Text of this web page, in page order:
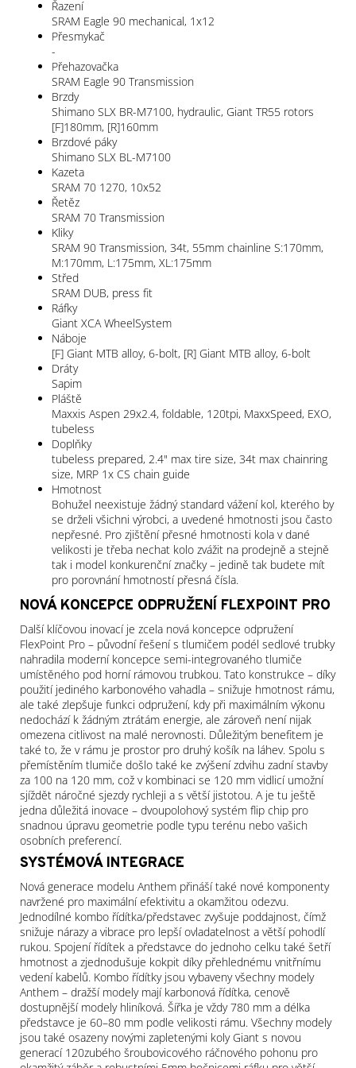
Řazení
SRAM Eagle 90 mechanical, 1x12
Přesmykač
-
Přehazovačka
SRAM Eagle 90 Transmission
Brzdy
Shimano SLX BR-M7100, hydraulic, Giant TR55 rotors
[F]180mm, [R]160mm
Brzdové páky
Shimano SLX BL-M7100
Kazeta
SRAM 70 1270, 10x52
Řetěz
SRAM 70 Transmission
Kliky
SRAM 90 Transmission, 34t, 55mm chainline S:170mm,
M:170mm, L:175mm, XL:175mm
Střed
SRAM DUB, press fit
Ráfky
Giant XCA WheelSystem
Náboje
[F] Giant MTB alloy, 6-bolt, [R] Giant MTB alloy, 6-bolt
Dráty
Sapim
Pláště
Maxxis Aspen 29x2.4, foldable, 120tpi, MaxxSpeed, EXO,
tubeless
Doplňky
tubeless prepared, 2.4" max tire size, 34t max chainring
size, MRP 1x CS chain guide
Hmotnost
Bohužel neexistuje žádný standard vážení kol, kterého by
se drželi všichni výrobci, a uvedené hmotnosti jsou často
nepřesné. Pro zjištění přesné hmotnosti kola v dané
velikosti je třeba nechat kolo zvážit na prodejně a stejně
tak i model konkurenční značky – jedině tak budete mít
pro porovnání hmotností přesná čísla.
NOVÁ KONCEPCE ODPRUŽENÍ FLEXPOINT PRO
Další klíčovou inovací je zcela nová koncepce odpružení
FlexPoint Pro – původní řešení s tlumičem podél sedlové trubky
nahradila moderní koncepce semi-integrovaného tlumiče
umístěného pod horní rámovou trubkou. Tato konstrukce – díky
použití jediného karbonového vahadla – snižuje hmotnost rámu,
ale také zlepšuje funkci odpružení, kdy při maximálním výkonu
nedochází k žádným ztrátám energie, ale zároveň není nijak
omezena citlivost na malé nerovnosti. Důležitým benefitem je
také to, že v rámu je prostor pro druhý košík na láhev. Spolu s
přemístěním tlumiče došlo také ke zvýšení zdvihu zadní stavby
za 100 na 120 mm, což v kombinaci se 120 mm vidlicí umožní
sjíždět náročné sjezdy rychleji a s větší jistotou. A je tu ještě
jedna důležitá inovace – dvoupolohový systém flip chip pro
snadnou úpravu geometrie podle typu terénu nebo vašich
osobních preferencí.
SYSTÉMOVÁ INTEGRACE
Nová generace modelu Anthem přináší také nové komponenty
navržené pro maximální efektivitu a okamžitou odezvu.
Jednodílné kombo řídítka/představec zvyšuje poddajnost, čímž
snižuje nárazy a vibrace pro lepší ovladatelnost a větší pohodlí
rukou. Spojení řídítek a představce do jednoho celku také šetří
hmotnost a zjednodušuje kokpit díky přehlednému vnitřnímu
vedení kabelů. Kombo řídítky jsou vybaveny všechny modely
Anthem – dražší modely mají karbonová řídítka, cenově
dostupnější modely hliníková. Šířka je vždy 780 mm a délka
představce je 60–80 mm podle velikosti rámu. Všechny modely
jsou také osazeny novými zapletenými koly Giant s novou
generací 120zubého šroubovicového ráčnového pohonu pro